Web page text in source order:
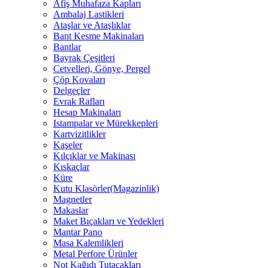
Afiş Muhafaza Kapları
Ambalaj Lastikleri
Ataşlar ve Ataşlıklar
Bant Kesme Makinaları
Bantlar
Bayrak Çeşitleri
Cetvelleri, Gönye, Pergel
Çöp Kovaları
Delgeçler
Evrak Rafları
Hesap Makinaları
Istampalar ve Mürekkepleri
Kartvizitlikler
Kaşeler
Kılçıklar ve Makinası
Kıskaçlar
Küre
Kutu Klasörler(Magazinlik)
Magnetler
Makaslar
Maket Bıçakları ve Yedekleri
Mantar Pano
Masa Kalemlikleri
Metal Perfore Ürünler
Not Kağıdı Tutacakları